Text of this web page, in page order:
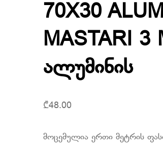
70X30
MASTARI 3
ალუმინის
₾48.00
მოცემულია ერთი მეტრის